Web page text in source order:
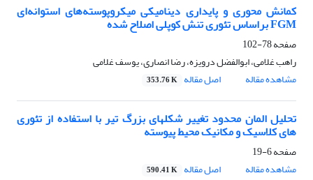
کمانش محوری و پایداری دینامیکی میکروپوسته‌‌های استوانه‌ای
FGM براساس تئوری تنش کوپلی اصلاح شده
صفحه78-102
راهب غلامی، ابوالفضل درویزه، رضا انصاری، یوسف غلامی
مشاهده مقاله
اصل مقاله 353.76 K
تحلیل المان محدود تغییر شکلهای بزرگ تیر با استفاده از تئوری
های کلاسیک و مکانیک محیط پیوسته
صفحه6-19
مشاهده مقاله
اصل مقاله 590.41 K